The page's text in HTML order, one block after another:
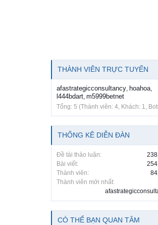
THÀNH VIÊN TRỰC TUYẾN
afastrategicconsultancy, hoahoa,
l444bdart, m5999betnet
Tổng: 5 (Thành viên: 4, Khách: 1,
THỐNG KÊ DIỄN ĐÀN
Đề tài thảo luận:
Bài viết:
Thành viên:
Thành viên mới nhất:
CÓ THỂ BẠN QUAN TÂM